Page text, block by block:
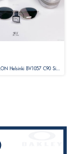
แว่นกันแดด BOLON Helsinki BV1057 C90 Size 56 ( Foldable )